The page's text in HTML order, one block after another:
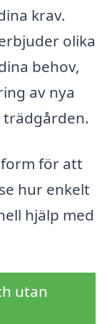
krav.
olika
behov,
av nya
för att
hur enkelt
hjälp med
utan